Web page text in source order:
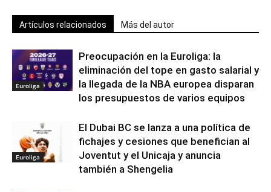
Artículos relacionados Más del autor
Euroliga
Preocupación en la Euroliga: la
eliminación del tope en gasto salarial y
la llegada de la NBA europea disparan
los presupuestos de varios equipos
Euroliga
El Dubai BC se lanza a una política de
fichajes y cesiones que benefician al
Joventut y el Unicaja y anuncia
también a Shengelia